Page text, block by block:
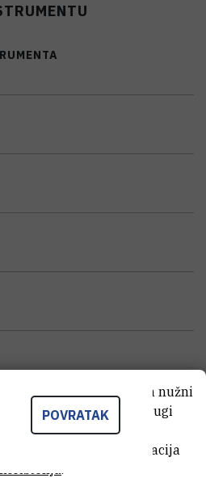
POVRATAK
Neki od tih kolačića nužni
stranice, dok se drugi
stranice radi
Za više informacija
.